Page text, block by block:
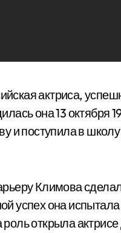
актриса,
она 13
и поступила в
Климова
успех она испытала
открыла